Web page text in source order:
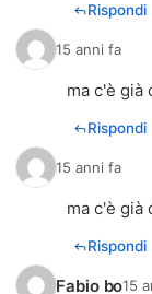
Rispondi
15 anni fa
ma c'è già
Rispondi
15 anni fa
ma c'è già
Rispondi
Fabio bo15